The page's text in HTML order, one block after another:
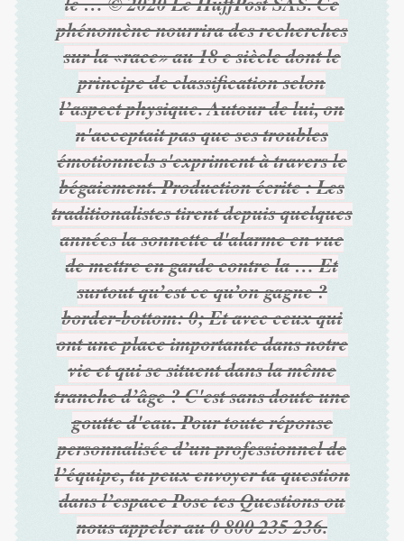
phénomène nourrira des recherches
sur la «race» au 18 e siècle dont le
principe de classification selon
l’aspect physique. Autour de lui, on
n'acceptait pas que ses troubles
émotionnels s'expriment à travers le
bégaiement. Production écrite : Les
traditionalistes tirent depuis quelques
années la sonnette d'alarme en vue
de mettre en garde contre la … Et
surtout qu’est ce qu’on gagne ?
border-bottom: 0; Et avec ceux qui
ont une place importante dans notre
vie et qui se situent dans la même
tranche d’âge ? C'est sans doute une
goutte d'eau. Pour toute réponse
personnalisée d’un professionnel de
l’équipe, tu peux envoyer ta question
dans l’espace Pose tes Questions ou
nous appeler au 0 800 235 236.